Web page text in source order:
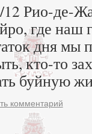
Рио-де-
где наш
дня мы
кто-то
буйную
комментарий